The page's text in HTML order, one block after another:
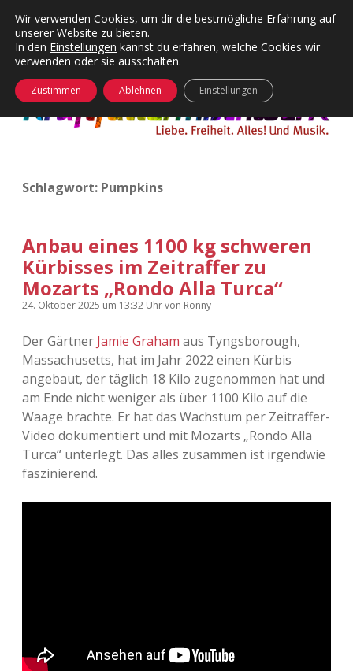
Kategorien
Menü
24 Hours Chilling
Die Wende
KFMW-Disco
Kopfkinomusik
Nur mal so
Täglicher Sinnwahn
Visuelles
Wandnotizen
KFMW-Disco
Dates
Contact
Menü
öffnen
Adventskalender 2010
Adventskalender 2011
Adventskalender 2012
Adventskalender 2013
Adventskalender 2014
Adventskalender 2015
facebook
instagram
rss soundcloud
vimeoBluesky
öffnen
Schlagwort: Pumpkins
Anbau eines 1100 kg schweren
Kürbisses im Zeitraffer zu
Mozarts „Rondo Alla Turca“
24. Oktober 2025 um 13:32 Uhrvon Ronny
Der Gärtner Jamie Graham aus Tyngsborough,
Massachusetts, hat im Jahr 2022 einen Kürbis
angebaut, der täglich 18 Kilo zugenommen hat und
am Ende nicht weniger als über 1100 Kilo auf die
Waage brachte. Er hat das Wachstum per Zeitraffer-
Video dokumentiert und mit Mozarts „Rondo Alla
Turca“ unterlegt. Das alles zusammen ist irgendwie
faszinierend.
Wir verwenden Cookies, um dir die bestmögliche Erfahrung auf
unserer Website zu bieten.
In den Einstellungen kannst du erfahren, welche Cookies wir
verwenden oder sie ausschalten.
Zustimmen Ablehnen Einstellungen